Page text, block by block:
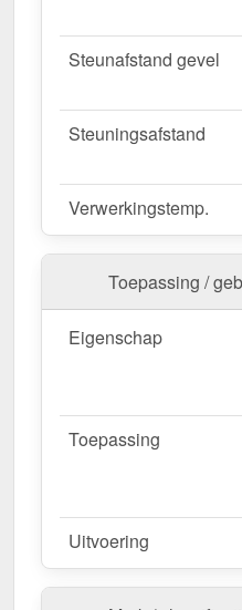
Steunafstand gevel
Steuningsafstand
Verwerkingstemp.
Toepassing /
Eigenschap
Toepassing
Uitvoering